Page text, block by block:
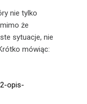
nie tylko
że
sytuacje, nie
mówiąc:
opis-